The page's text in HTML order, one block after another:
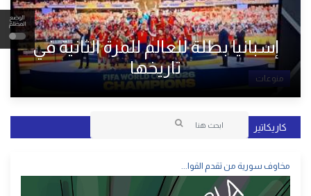
الوضع
المظلم
منوعات
إسبانيا بطلة للعالم للمرة الثانية في
تاريخها
كاريكاتير
مخاوف سورية من تقدم القوا...